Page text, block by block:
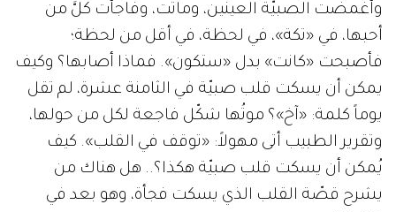
وأغمضت الصبيّة العينين، وماتت، وفاجأت كلَّ من
أحبها، في «تكة»، في لحظة، في أقل من لحظة؛
فأصبحت «كانت» بدل «ستكون». فماذا أصابها؟ وكيف
يمكن أن يسكت قلب صبيّة في الثامنة عشرة، لم تقل
يوماً كلمة: «آخ»؟ موتُها شكّل فاجعة لكل من حولها،
وتقرير الطبيب أتى مهولاً: «توقف في القلب». كيف
يُمكن أن يسكت قلب صبيّة هكذا؟.. هل هناك من
يشرح قصّة القلب الذي يسكت فجأة، وهو بعد في